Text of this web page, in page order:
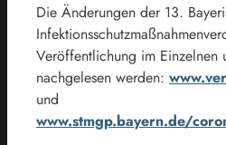
Die Änderungen der 13.
Veröffentlichung im Einzelnen
nachgelesen werden:
und
www.stmgp.bayern.de/